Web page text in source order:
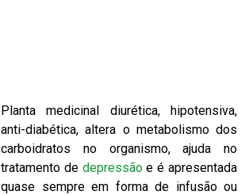
Planta medicinal diurética, hipotensiva,
anti-diabética, altera o metabolismo dos
carboidratos no organismo, ajuda no
tratamento de depressãoe é apresentada
quase sempre em forma de infusão ou